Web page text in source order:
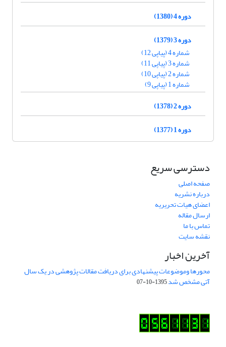
دوره 4 (1380)
دوره 3 (1379)
شماره 4 (پیاپی 12)
شماره 3 (پیاپی 11)
شماره 2 (پیاپی 10)
شماره 1 (پیاپی 9)
دوره 2 (1378)
دوره 1 (1377)
دسترسی سریع
صفحه اصلی
درباره نشریه
اعضای هیات تحریریه
ارسال مقاله
تماس با ما
نقشه سایت
آخرین اخبار
محورها وموضوعات پیشنهادی برای دریافت مقالات پژوهشی در یک سال
آتی مشخص شد1395-10-07